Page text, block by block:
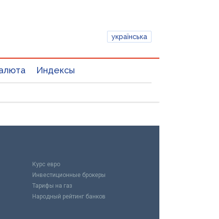
українська
Индексы
Курс евро
Инвестиционные брокеры
Тарифы на газ
Народный рейтинг банков